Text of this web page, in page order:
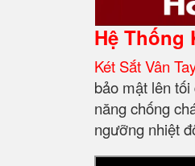
Hệ Thống
Két Sắt Vân
bảo mật lên
năng chống
ngưỡng nhiệt